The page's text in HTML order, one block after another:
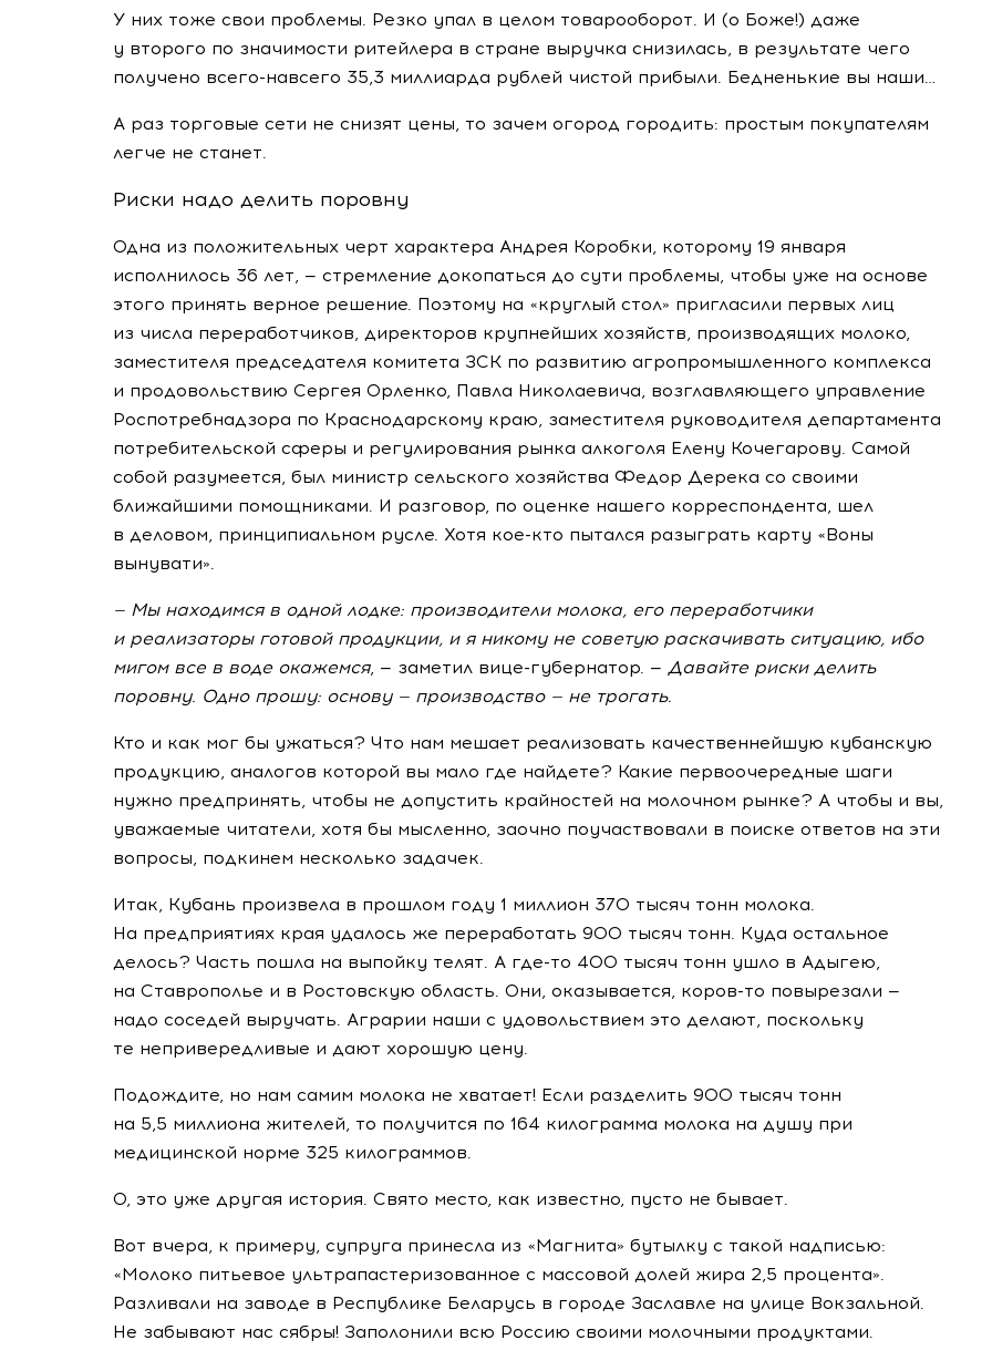
У них тоже свои проблемы. Резко упал в целом товарооборот. И (о Боже!) даже
у второго по значимости ритейлера в стране выручка снизилась, в результате чего
получено всего-навсего 35,3 миллиарда рублей чистой прибыли. Бедненькие вы наши…
А раз торговые сети не снизят цены, то зачем огород городить: простым покупателям
легче не станет.
Риски надо делить поровну
Одна из положительных черт характера Андрея Коробки, которому 19 января
исполнилось 36 лет, — стремление докопаться до сути проблемы, чтобы уже на основе
этого принять верное решение. Поэтому на «круглый стол» пригласили первых лиц
из числа переработчиков, директоров крупнейших хозяйств, производящих молоко,
заместителя председателя комитета ЗСК по развитию агропромышленного комплекса
и продовольствию Сергея Орленко, Павла Николаевича, возглавляющего управление
Роспотребнадзора по Краснодарскому краю, заместителя руководителя департамента
потребительской сферы и регулирования рынка алкоголя Елену Кочегарову. Самой
собой разумеется, был министр сельского хозяйства Федор Дерека со своими
ближайшими помощниками. И разговор, по оценке нашего корреспондента, шел
в деловом, принципиальном русле. Хотя кое-кто пытался разыграть карту «Воны
вынувати».
— Мы находимся в одной лодке: производители молока, его переработчики
и реализаторы готовой продукции, и я никому не советую раскачивать ситуацию, ибо
мигом все в воде окажемся, — заметил вице-губернатор. — Давайте риски делить
поровну. Одно прошу: основу — производство — не трогать.
Кто и как мог бы ужаться? Что нам мешает реализовать качественнейшую кубанскую
продукцию, аналогов которой вы мало где найдете? Какие первоочередные шаги
нужно предпринять, чтобы не допустить крайностей на молочном рынке? А чтобы и вы,
уважаемые читатели, хотя бы мысленно, заочно поучаствовали в поиске ответов на эти
вопросы, подкинем несколько задачек.
Итак, Кубань произвела в прошлом году 1 миллион 370 тысяч тонн молока.
На предприятиях края удалось же переработать 900 тысяч тонн. Куда остальное
делось? Часть пошла на выпойку телят. А где-то 400 тысяч тонн ушло в Адыгею,
на Ставрополье и в Ростовскую область. Они, оказывается, коров-то повырезали —
надо соседей выручать. Аграрии наши с удовольствием это делают, поскольку
те непривередливые и дают хорошую цену.
Подождите, но нам самим молока не хватает! Если разделить 900 тысяч тонн
на 5,5 миллиона жителей, то получится по 164 килограмма молока на душу при
медицинской норме 325 килограммов.
О, это уже другая история. Свято место, как известно, пусто не бывает.
Вот вчера, к примеру, супруга принесла из «Магнита» бутылку с такой надписью:
«Молоко питьевое ультрапастеризованное с массовой долей жира 2,5 процента».
Разливали на заводе в Республике Беларусь в городе Заславле на улице Вокзальной.
Не забывают нас сябры! Заполонили всю Россию своими молочными продуктами.